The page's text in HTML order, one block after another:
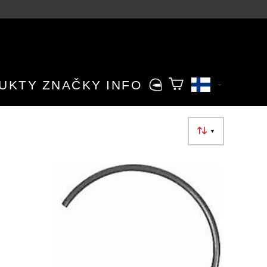
ZNAČKY INFO
▼